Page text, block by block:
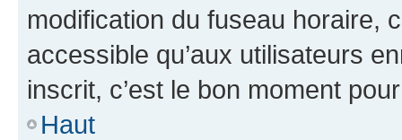
modification du fuseau horaire,
accessible qu’aux utilisateurs
inscrit, c’est le bon moment
Haut